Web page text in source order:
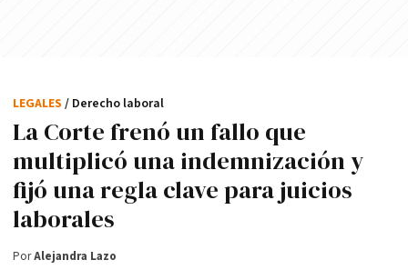
La Corte frenó un fallo que
multiplicó una indemnización y
fijó una regla clave para juicios
laborales
LEGALES / Derecho laboral
PorAlejandra Lazo